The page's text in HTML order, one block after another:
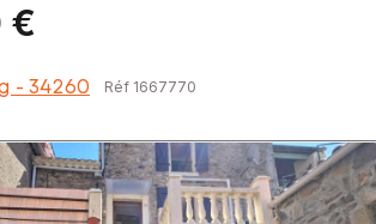
€
- 34260 Réf 1667770